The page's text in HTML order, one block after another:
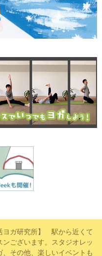
ヨガ研究所】 駅から近くて
ございます。スタジオレッ
その他、楽しいイベントも